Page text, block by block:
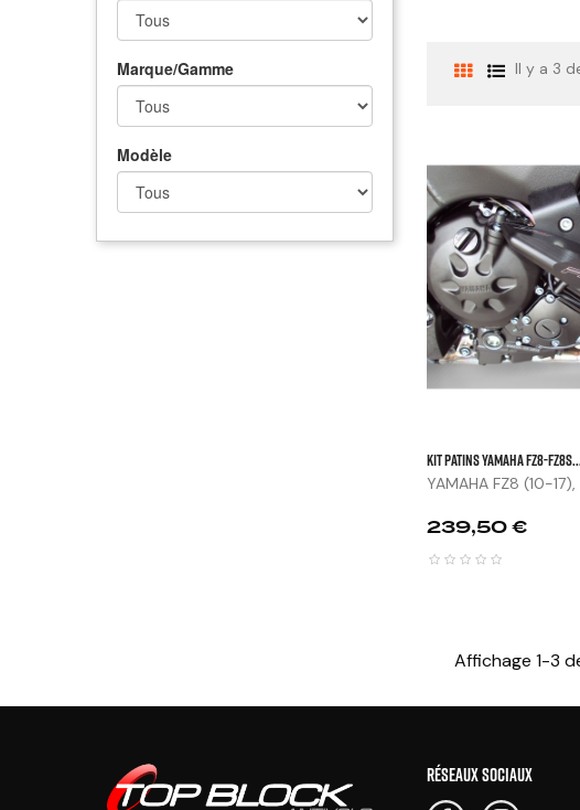
Marque/Gamme
Modèle
Il y a 3
KIT PATINS YAMAHA FZ8-
YAMAHA FZ8 (10-
Prix
239,50 €
Affichage 1-3
RÉSEAUX SOCIAUX